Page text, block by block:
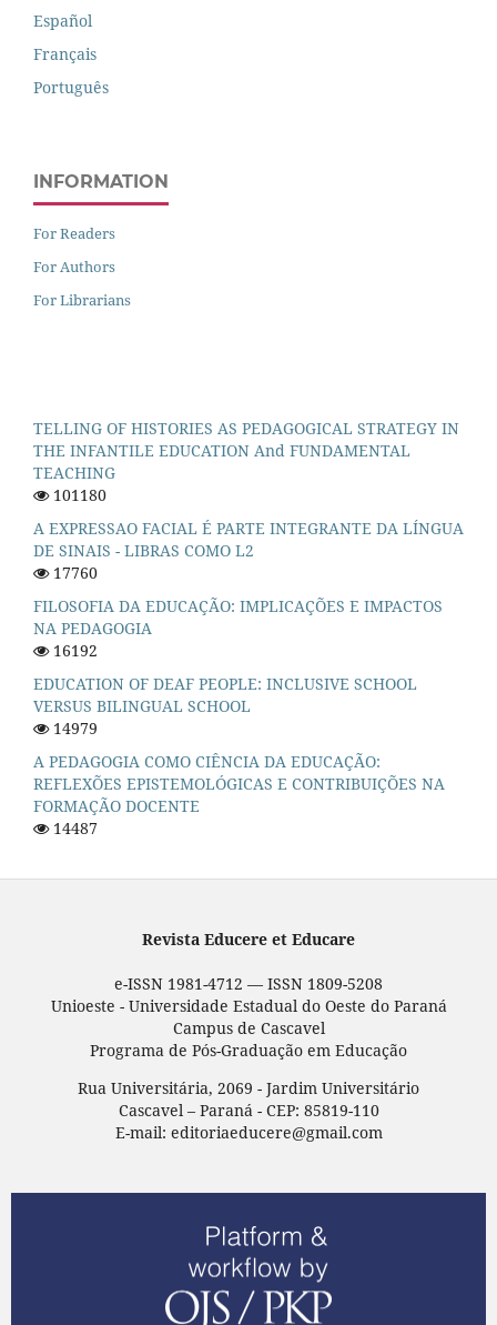
Español
Français
Português
INFORMATION
For Readers
For Authors
For Librarians
TELLING OF HISTORIES AS PEDAGOGICAL STRATEGY IN
THE INFANTILE EDUCATION And FUNDAMENTAL
TEACHING
101180
A EXPRESSAO FACIAL É PARTE INTEGRANTE DA LÍNGUA
DE SINAIS - LIBRAS COMO L2
17760
FILOSOFIA DA EDUCAÇÃO: IMPLICAÇÕES E IMPACTOS
NA PEDAGOGIA
16192
EDUCATION OF DEAF PEOPLE: INCLUSIVE SCHOOL
VERSUS BILINGUAL SCHOOL
14979
A PEDAGOGIA COMO CIÊNCIA DA EDUCAÇÃO:
REFLEXÕES EPISTEMOLÓGICAS E CONTRIBUIÇÕES NA
FORMAÇÃO DOCENTE
14487
Revista Educere et Educare
e-ISSN 1981-4712 — ISSN 1809-5208
Unioeste - Universidade Estadual do Oeste do Paraná
Campus de Cascavel
Programa de Pós-Graduação em Educação
Rua Universitária, 2069 - Jardim Universitário
Cascavel – Paraná - CEP: 85819-110
E-mail: editoriaeducere@gmail.com